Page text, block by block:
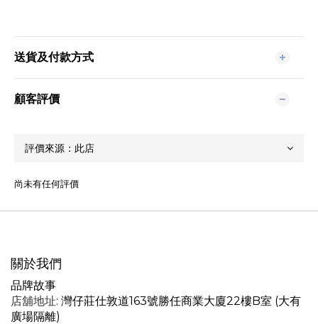
送貨及付款方式
顧客評價
尚未有任何評價
關於我們
品牌故事
店舖地址: 灣仔莊仕敦道163號勝任商業大廈22樓B室 (大有
廣場隔離)